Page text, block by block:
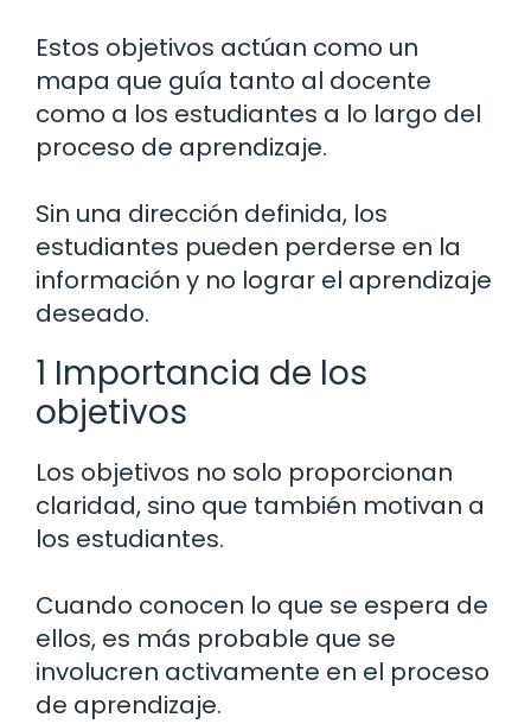
Estos objetivos actúan como un
mapa que guía tanto al docente
como a los estudiantes a lo largo del
proceso de aprendizaje.
Sin una dirección definida, los
estudiantes pueden perderse en la
información y no lograr el aprendizaje
deseado.
1 Importancia de los
objetivos
Los objetivos no solo proporcionan
claridad, sino que también motivan a
los estudiantes.
Cuando conocen lo que se espera de
ellos, es más probable que se
involucren activamente en el proceso
de aprendizaje.